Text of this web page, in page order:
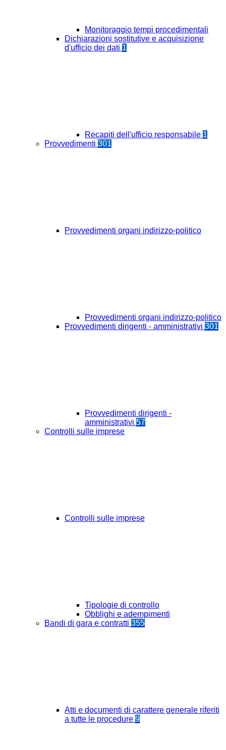
Monitoraggio tempi procedimentali
Dichiarazioni sostitutive e acquisizione
d'ufficio dei dati 1
Recapiti dell'ufficio responsabile 1
Provvedimenti 301
Provvedimenti organi indirizzo-politico
Provvedimenti organi indirizzo-politico
Provvedimenti dirigenti - amministrativi 301
Provvedimenti dirigenti -
amministrativi 57
Controlli sulle imprese
Controlli sulle imprese
Tipologie di controllo
Obblighi e adempimenti
Bandi di gara e contratti 355
Atti e documenti di carattere generale riferiti
a tutte le procedure 9